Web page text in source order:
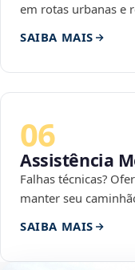
em rotas urbanas e
SAIBA MAIS
06
Assistência
Falhas técnicas?
manter seu
SAIBA MAIS